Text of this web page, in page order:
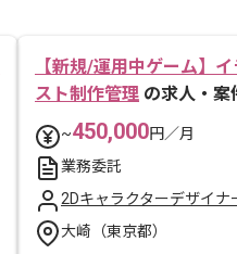
【新規/運用中ゲーム】イ
スト制作管理 の求人・案
~450,000円／月
業務委託
2Dキャラクターデザイナ
大崎（東京都）